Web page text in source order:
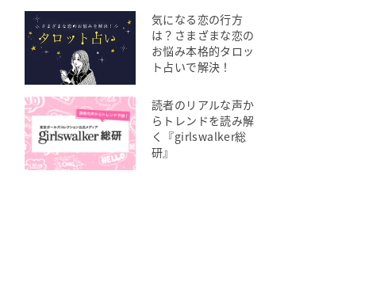
気になる恋の行方
は？さまざまな恋の
お悩み本格的タロッ
ト占いで解決！
読者のリアルな声か
らトレンドを読み解
く『girlswalker総
研』